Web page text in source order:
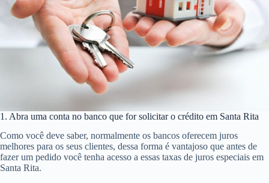
1. Abra uma conta no banco que for solicitar o crédito em Santa Rita
Como você deve saber, normalmente os bancos oferecem juros
melhores para os seus clientes, dessa forma é vantajoso que antes de
fazer um pedido você tenha acesso a essas taxas de juros especiais em
Santa Rita.